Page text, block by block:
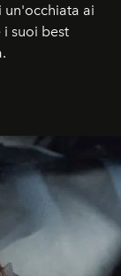
un'occhiata ai
suoi best